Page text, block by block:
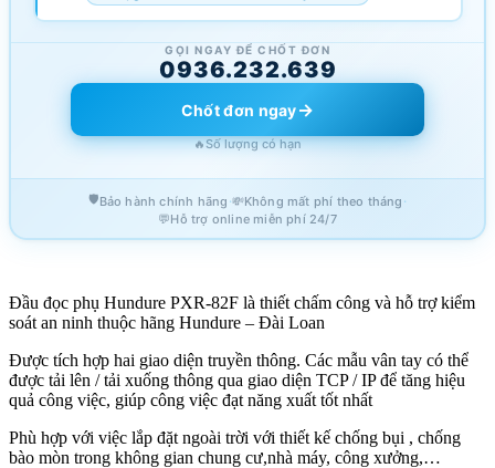
GỌI NGAY ĐỂ CHỐT ĐƠN
0936.232.639
Chốt đơn ngay→
🔥Số lượng có hạn
🛡️Bảo hành chính hãng ·💸Không mất phí theo tháng ·
💬Hỗ trợ online miễn phí 24/7
Đầu đọc phụ Hundure PXR-82F là thiết chấm công và hỗ trợ kiểm
soát an ninh thuộc hãng Hundure – Đài Loan
Được tích hợp hai giao diện truyền thông. Các mẫu vân tay có thể
được tải lên / tải xuống thông qua giao diện TCP / IP để tăng hiệu
quả công việc, giúp công việc đạt năng xuất tốt nhất
Phù hợp với việc lắp đặt ngoài trời với thiết kế chống bụi , chống
bào mòn trong không gian chung cư,nhà máy, công xưởng,…